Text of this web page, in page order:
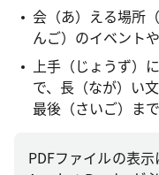
会（あ）える場所
んご）のイベント
上手（じょうず）
で、長（なが）い
最後（さいご）ま
PDFファイルの表